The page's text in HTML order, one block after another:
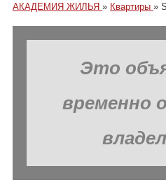
АКАДЕМИЯ ЖИЛЬЯ » Квартиры »
Это
временно